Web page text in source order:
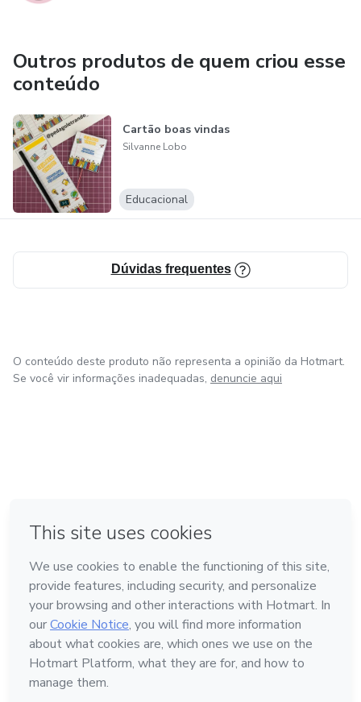
Outros produtos de quem criou esse
conteúdo
Cartão boas vindas
Silvanne Lobo
Educacional
Dúvidas frequentes
O conteúdo deste produto não representa a opinião da Hotmart.
Se você vir informações inadequadas, denuncie aqui
Feito com ❤ em Bogotá
Conheça a Hotmart
Idioma
Português